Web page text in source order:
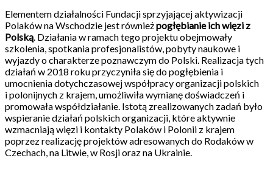
Elementem działalności Fundacji sprzyjającej aktywizacji
Polaków na Wschodzie jest równieżpogłębianie ich więzi z
Polską. Działania w ramach tego projektu obejmowały
szkolenia, spotkania profesjonalistów, pobyty naukowe i
wyjazdy o charakterze poznawczym do Polski. Realizacja tych
działań w 2018 roku przyczyniła się do pogłębienia i
umocnienia dotychczasowej współpracy organizacji polskich
i polonijnych z krajem, umożliwiła wymianę doświadczeń i
promowała współdziałanie. Istotą zrealizowanych zadań było
wspieranie działań polskich organizacji, które aktywnie
wzmacniają więzi i kontakty Polaków i Polonii z krajem
poprzez realizację projektów adresowanych do Rodaków w
Czechach, na Litwie, w Rosji oraz na Ukrainie.